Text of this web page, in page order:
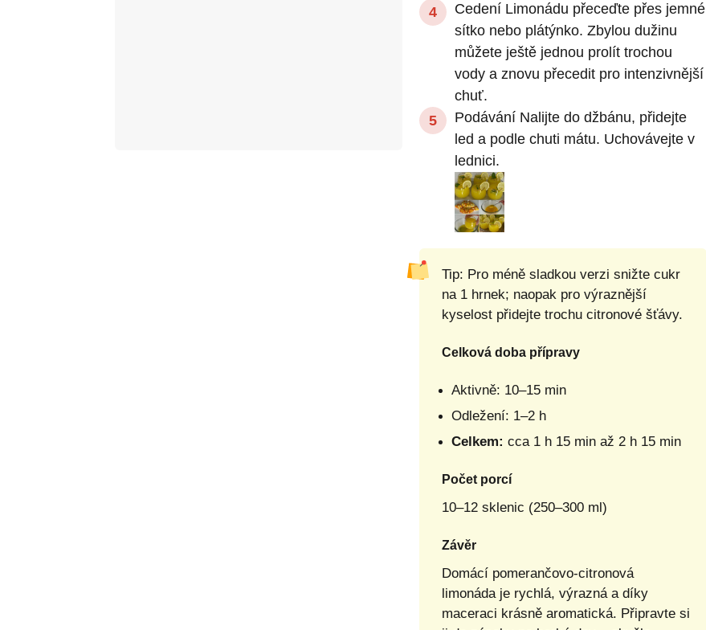
Cedení Limonádu přeceďte přes jemné
sítko nebo plátýnko. Zbylou dužinu
můžete ještě jednou prolít trochou
vody a znovu přecedit pro intenzivnější
chuť.
Podávání Nalijte do džbánu, přidejte
led a podle chuti mátu. Uchovávejte v
lednici.
Tip: Pro méně sladkou verzi snižte cukr
na 1 hrnek; naopak pro výraznější
kyselost přidejte trochu citronové šťávy.
Celková doba přípravy
Aktivně: 10–15 min
Odležení: 1–2 h
Celkem: cca 1 h 15 min až 2 h 15 min
Počet porcí
10–12 sklenic (250–300 ml)
Závěr
Domácí pomerančovo-citronová
limonáda je rychlá, výrazná a díky
maceraci krásně aromatická. Připravte si